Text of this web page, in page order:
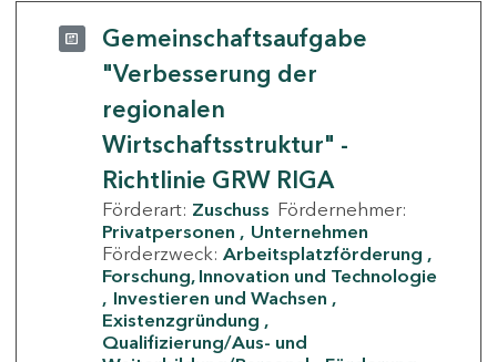
Gemeinschaftsaufgabe
"Verbesserung der
regionalen
Wirtschaftsstruktur" -
Richtlinie GRW RIGA
Förderart: Zuschuss Fördernehmer:
Privatpersonen
Unternehmen
Förderzweck: Arbeitsplatzförderung
Forschung, Innovation und Technologie
Investieren und Wachsen
Existenzgründung
Qualifizierung/Aus- und